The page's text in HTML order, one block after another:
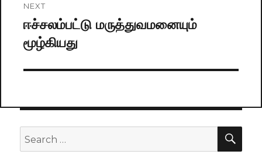
NEXT
Next
post:
ஈச்சலம்பட்டு மருத்துவமனையும்
மூழ்கியது
Search
for: